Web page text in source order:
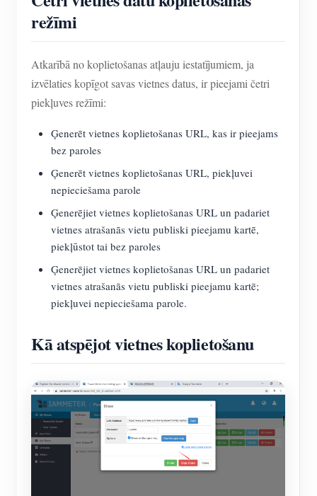
režīmi
Atkarībā no koplietošanas atļauju iestatījumiem, ja
izvēlaties kopīgot savas vietnes datus, ir pieejami četri
piekļuves režīmi:
Ģenerēt vietnes koplietošanas URL, kas ir pieejams
bez paroles
Ģenerēt vietnes koplietošanas URL, piekļuvei
nepieciešama parole
Ģenerējiet vietnes koplietošanas URL un padariet
vietnes atrašanās vietu publiski pieejamu kartē,
piekļūstot tai bez paroles
Ģenerējiet vietnes koplietošanas URL un padariet
vietnes atrašanās vietu publiski pieejamu kartē;
piekļuvei nepieciešama parole.
Kā atspējot vietnes koplietošanu